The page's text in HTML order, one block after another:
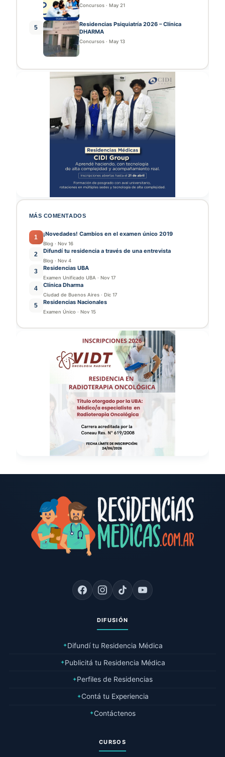
Concursos · May 21
5
Residencias Psiquiatría 2026 – Clínica
DHARMA
Concursos · May 13
MÁS COMENTADOS
1 ¡Novedades! Cambios en el examen único 2019
Blog · Nov 16
2 Difundí tu residencia a través de una entrevista
Blog · Nov 4
3 Residencias UBA
Examen Unificado UBA · Nov 17
4 Clínica Dharma
Ciudad de Buenos Aires · Dic 17
5 Residencias Nacionales
Examen Único · Nov 15
DIFUSIÓN
✦Difundí tu Residencia Médica
✦Publicitá tu Residencia Médica
✦Perfiles de Residencias
✦Contá tu Experiencia
✦Contáctenos
CURSOS